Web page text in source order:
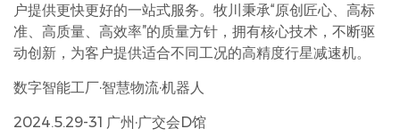
户提供更快更好的一站式服务。牧川秉承“原创匠心、高标
准、高质量、高效率”的质量方针，拥有核心技术，不断驱
动创新，为客户提供适合不同工况的高精度行星减速机。
数字智能工厂·智慧物流·机器人
2024.5.29-31 广州·广交会D馆